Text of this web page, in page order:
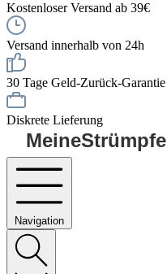
Kostenloser Versand ab 39€
Versand innerhalb von 24h
30 Tage Geld-Zurück-Garantie
Diskrete Lieferung
MeineStrümpfe
Navigation